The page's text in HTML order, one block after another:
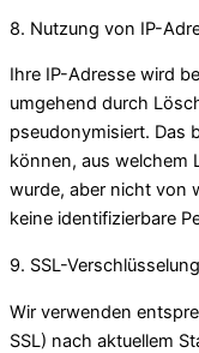
8. Nutzung von IP-
Ihre IP-Adresse wird
umgehend durch
pseudonymisiert. Das
können, aus welchem
wurde, aber nicht von
keine identifizierbare
9. SSL-Verschlüsselung
Wir verwenden
SSL) nach aktuellem